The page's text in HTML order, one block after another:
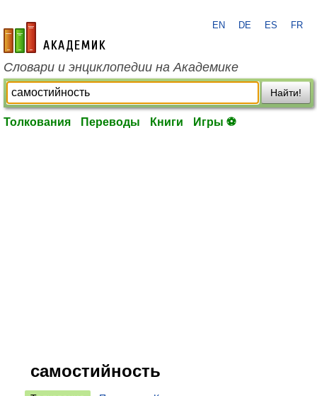
academic.ru
EN DE ES FR
Словари и энциклопедии на Академике
Найти!
Толкования Переводы Книги Игры ⚽
самостийность